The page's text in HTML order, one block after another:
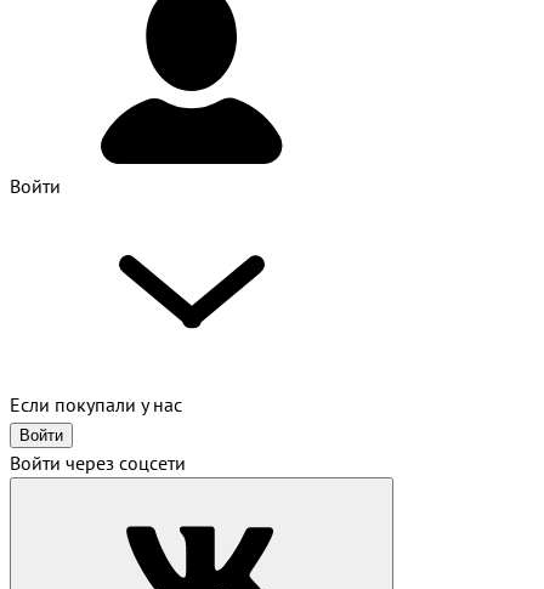
Войти
Если покупали у нас
Войти
Войти через соцсети